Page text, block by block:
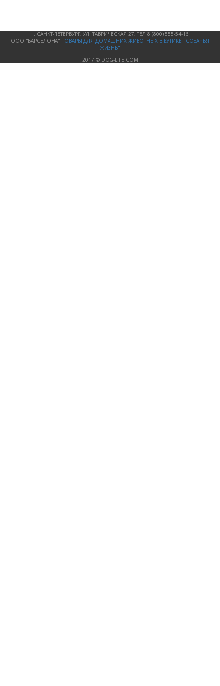
г. САНКТ-ПЕТЕРБУРГ, УЛ. ТАВРИЧЕСКАЯ 27, ТЕЛ 8 (800) 555-54-16
ООО "БАРСЕЛОНА" ТОВАРЫ ДЛЯ ДОМАШНИХ ЖИВОТНЫХ В БУТИКЕ "СОБАЧЬЯ
ЖИЗНЬ"
2017 © DOG-LIFE.COM